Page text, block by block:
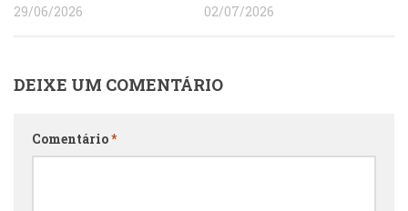
29/06/2026 02/07/2026
DEIXE UM COMENTÁRIO
Comentário*